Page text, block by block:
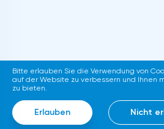
Bitte erlauben Sie die Verwendung von
auf der Website zu verbessern und Ihnen
zu bieten.
Erlauben Nicht